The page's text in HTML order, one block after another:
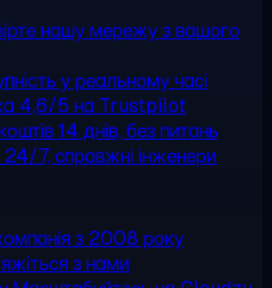
нашу мережу з вашого
у реальному часі
4,6/5 на Trustpilot
14 днів, без питань
24/7, справжні інженери
з 2008 року
з нами